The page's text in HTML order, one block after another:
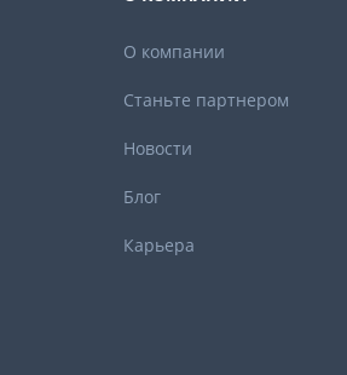
О компании
Станьте партнером
Новости
Блог
Карьера